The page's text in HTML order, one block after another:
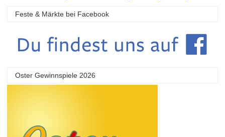
Feste & Märkte bei Facebook
Oster Gewinnspiele 2026